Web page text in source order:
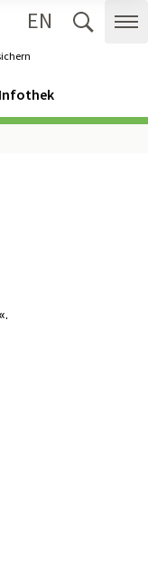
EN
Infothek
.